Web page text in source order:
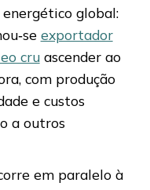
global:
exportador
cruascender ao
com produção
e custos
a outros
em paralelo à